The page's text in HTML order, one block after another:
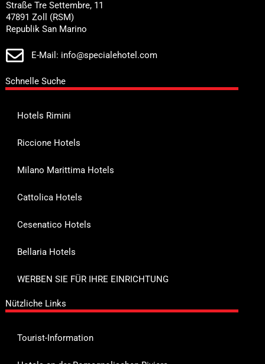
Straße Tre Settembre, 11
47891 Zoll (RSM)
Republik San Marino
E-Mail: info@specialehotel.com
Schnelle Suche
Hotels Rimini
Riccione Hotels
Milano Marittima Hotels
Cattolica Hotels
Cesenatico Hotels
Bellaria Hotels
WERBEN SIE FÜR IHRE EINRICHTUNG
Nützliche Links
Tourist-Information